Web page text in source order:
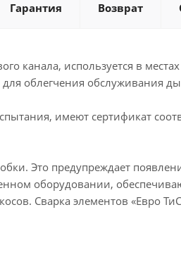
Гарантия Возврат
канала, используется в
облегчения обслуживания
имеют сертификат
Это предупреждает
оборудовании,
Сварка элементов «Евро